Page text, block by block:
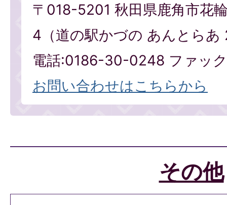
〒018-5201 秋田県鹿角市花
4（道の駅かづの あんとらあ
電話:0186-30-0248 ファッ
お問い合わせはこちらから
その他